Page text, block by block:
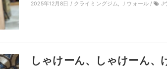
2025年12月8日 / クライミングジム, Ｊウォール / J
しゃけーん、しゃけーん、